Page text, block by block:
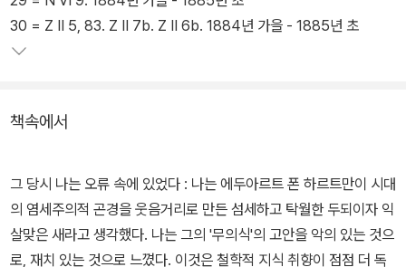
움, 자신의 사상에 대한 사람들의 몰이해로 인해 심리적 우울증을 겪
기도 했다. 책은 1884년 가을에서 1885년 가을 동안 쓰인 글을 묶
책은 시를 통해 사상을 표현하려는 니체의 시도와 '정오와 영원성의
인 테제들이 소개되었을 뿐만 아니라 니체의 초기 저서부터 후기 저
서까지 지속적으로 논의되는 사회 철학적 테마들이 언급되었다. 니체
가 의도하고 수정한 작품의 계획, 목록, 내용 등을 확인할 수 있으며
니체 사유의 생성 과정, 후기 사상과 주제의 연속성은 물론 니체의 인
30 = Z Ⅱ 5, 83. Z Ⅱ 7b. Z Ⅱ 6b. 1884년 가을 - 1885년 초
책속에서
그 당시 나는 오류 속에 있었다 : 나는 에두아르트 폰 하르트만이 시대
의 염세주의적 곤경을 웃음거리로 만든 섬세하고 탁월한 두되이자 익
살맞은 새라고 생각했다. 나는 그의 '무의식'의 고안을 악의 있는 것으
로, 재치 있는 것으로 느꼈다. 이것은 철학적 지식 취향이 점점 더 독